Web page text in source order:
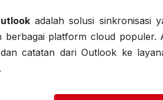
adalah solusi sinkronisasi
berbagai platform cloud populer.
catatan dari Outlook ke